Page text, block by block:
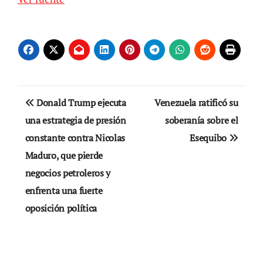
Navegación
de
entradas
Donald Trump ejecuta
una estrategia de presión
constante contra Nicolas
Maduro, que pierde
negocios petroleros y
enfrenta una fuerte
oposición política
Venezuela ratificó su
soberanía sobre el
Esequibo